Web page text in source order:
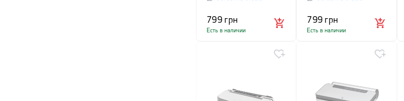
799грн
Есть в наличии
799 грн
Есть в наличии